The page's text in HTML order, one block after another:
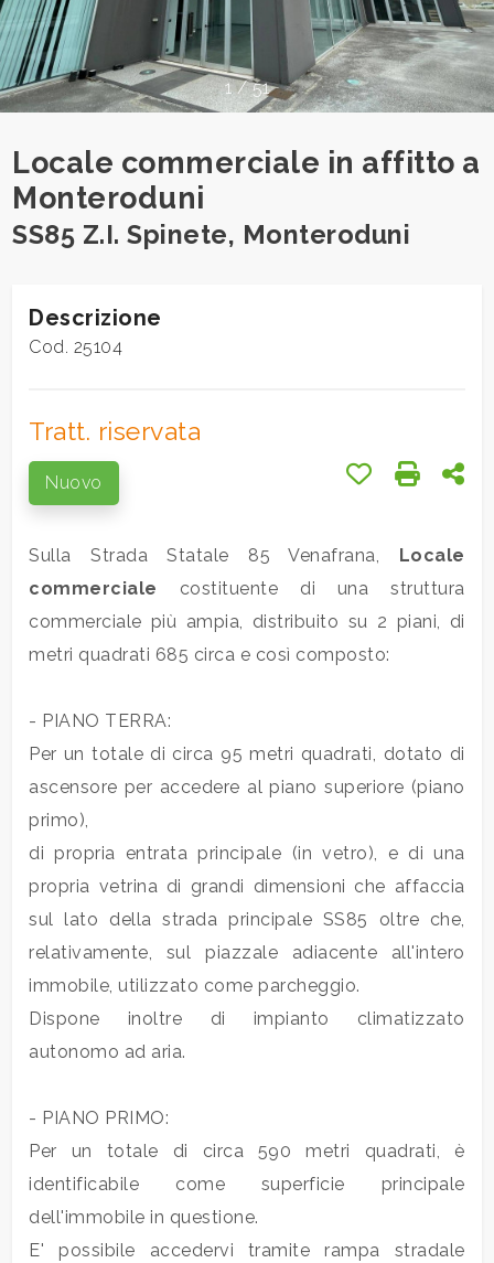
1 / 51
Locale commerciale in affitto a
Monteroduni
SS85 Z.I. Spinete, Monteroduni
Descrizione
Cod. 25104
Tratt. riservata
Nuovo Stampa:
Preferiti: Cod.
Sulla Strada Statale 85 Venafrana, Locale
commerciale costituente di una struttura
commerciale più ampia, distribuito su 2 piani, di
metri quadrati 685 circa e così composto:
- PIANO TERRA:
Per un totale di circa 95 metri quadrati, dotato di
ascensore per accedere al piano superiore (piano
primo),
di propria entrata principale (in vetro), e di una
propria vetrina di grandi dimensioni che affaccia
sul lato della strada principale SS85 oltre che,
relativamente, sul piazzale adiacente all'intero
immobile, utilizzato come parcheggio.
Dispone inoltre di impianto climatizzato
autonomo ad aria.
- PIANO PRIMO:
Per un totale di circa 590 metri quadrati, è
identificabile come superficie principale
dell'immobile in questione.
E' possibile accedervi tramite rampa stradale
Provincia
Tipologia
-
Qualsiasi
Residenziali
Commerciali
Industriali
Prezzo
Locali